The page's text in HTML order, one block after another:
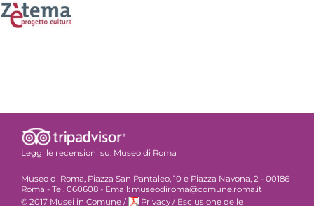
Leggi le recensioni su: Museo di Roma
Museo di Roma, Piazza San Pantaleo, 10 e Piazza Navona, 2 - 00186
Roma - Tel. 060608 - Email: museodiroma@comune.roma.it
© 2017 Musei in Comune / Privacy / Esclusione delle